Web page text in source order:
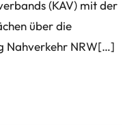
(KAV) mit der
über die
Nahverkehr NRW[…]